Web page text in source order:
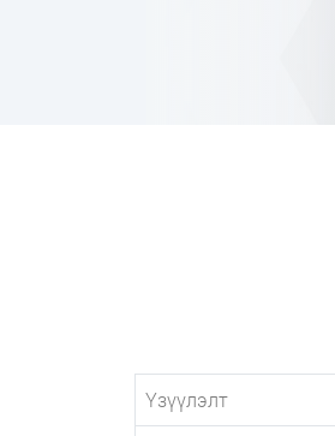
Үзүүлэлт